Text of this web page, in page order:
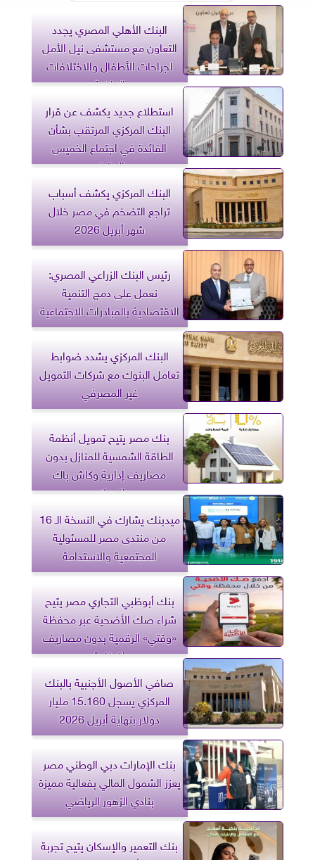
البنك الأهلي المصري يجدد
التعاون مع مستشفى نيل الأمل
لجراحات الأطفال والاختلافات
الخلقية
استطلاع جديد يكشف عن قرار
البنك المركزي المرتقب بشأن
الفائدة في اجتماع الخميس
المقبل
البنك المركزي يكشف أسباب
تراجع التضخم في مصر خلال
شهر أبريل 2026
رئيس البنك الزراعي المصري:
نعمل على دمج التنمية
الاقتصادية بالمبادرات الاجتماعية
البنك المركزي يشدد ضوابط
تعامل البنوك مع شركات التمويل
غير المصرفي
بنك مصر يتيح تمويل أنظمة
الطاقة الشمسية للمنازل بدون
مصاريف إدارية وكاش باك
للعملاء
ميدبنك يشارك في النسخة الـ 16
من منتدى مصر للمسئولية
المجتمعية والاستدامة
بنك أبوظبي التجاري مصر يتيح
شراء صك الأضحية عبر محفظة
«وقتي» الرقمية بدون مصاريف
إضافية
صافي الأصول الأجنبية بالبنك
المركزي يسجل 15.160 مليار
دولار بنهاية أبريل 2026
بنك الإمارات دبي الوطني مصر
يعزز الشمول المالي بفعالية مميزة
بنادي الزهور الرياضي
بنك التعمير والإسكان يتيح تجربة